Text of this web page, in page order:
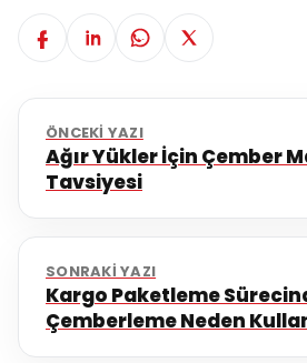
ÖNCEKI YAZI
Ağır Yükler İçin Çember
Tavsiyesi
SONRAKI YAZI
Kargo Paketleme
Çemberleme Neden